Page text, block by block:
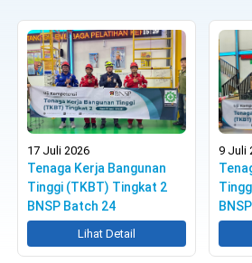
17 Juli 2026
Tenaga Kerja Bangunan
Tinggi (TKBT) Tingkat 2
BNSP Batch 24
Lihat Detail
9 Juli